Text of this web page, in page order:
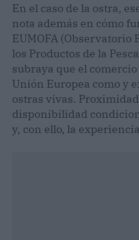
En el caso de la ostra,
nota además en cómo
EUMOFA (Observatorio
los Productos de la
subraya que el
Unión Europea como y
ostras vivas.
disponibilidad
y, con ello, la